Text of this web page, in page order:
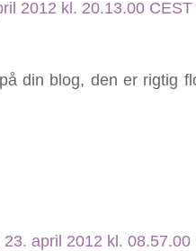
2012 kl. 20.13.00 CEST
din blog, den er rigtig
23. april 2012 kl. 08.57.00